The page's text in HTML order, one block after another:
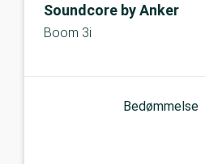
Soundcore by Anker
Boom 3i
Bedømmelse